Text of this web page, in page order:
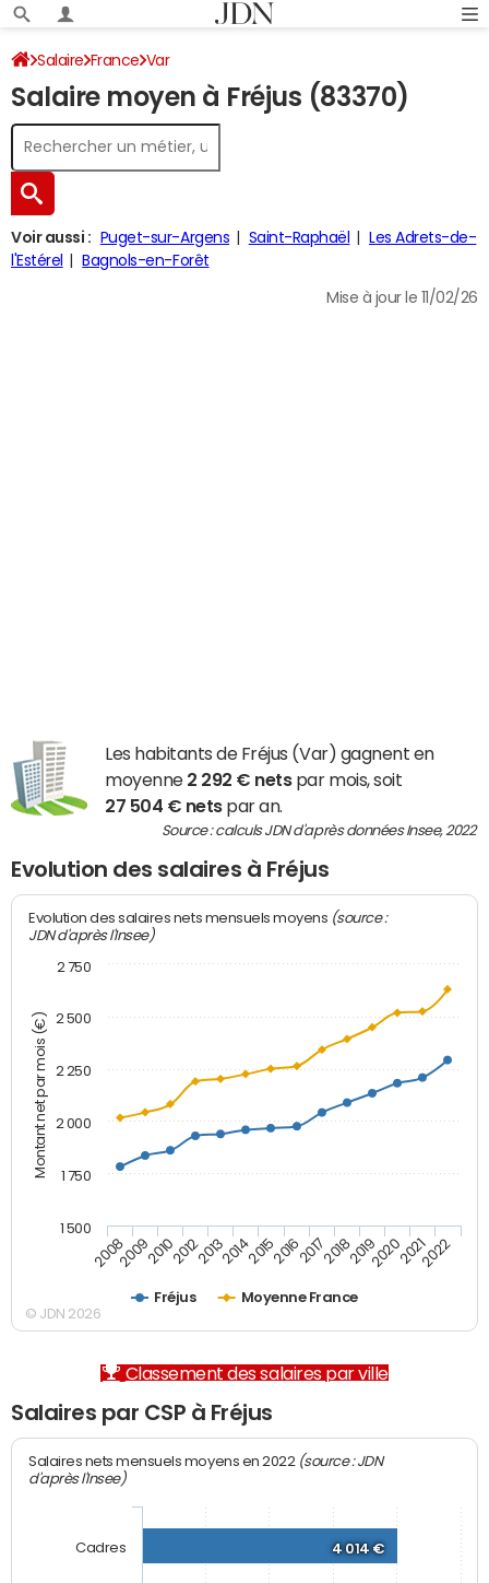
Salaire France Var
Salaire moyen à Fréjus (83370)
Voir aussi : Puget-sur-Argens Saint-Raphaël
Les Adrets-de-
l'Estérel
Bagnols-en-Forêt
Mise à jour le 11/02/26
Les habitants de Fréjus (Var) gagnent en
moyenne 2 292 € netspar mois, soit
27 504 € netspar an.
Source : calculs JDN d'après données Insee, 2022
Evolution des salaires à Fréjus
Montant net par mois (€)
Evolution des salaires nets mensuels moyens (source :
JDN d'après l'Insee)
Fréjus Moyenne France
20082009201020122013201420152016201720182019202020212022
1 500
1 750
2 000
2 250
2 500
2 750
© JDN 2026
Classement des salaires par ville
Salaires par CSP à Fréjus
Salaires nets mensuels moyens en 2022 (source : JDN
d'après l'Insee)
4 014 €
Cadres